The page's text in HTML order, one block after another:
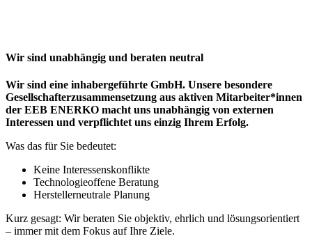
Wir sind unabhängig und beraten neutral
Wir sind eine inhabergeführte GmbH. Unsere besondere
Gesellschafterzusammensetzung aus aktiven Mitarbeiter*innen
der EEB ENERKO macht uns unabhängig von externen
Interessen und verpflichtet uns einzig Ihrem Erfolg.
Was das für Sie bedeutet:
Keine Interessenskonflikte
Technologieoffene Beratung
Herstellerneutrale Planung
Kurz gesagt: Wir beraten Sie objektiv, ehrlich und lösungsorientiert
– immer mit dem Fokus auf Ihre Ziele.